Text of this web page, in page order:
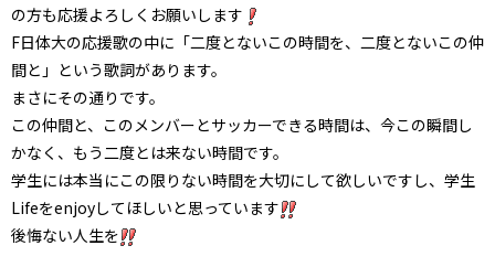
の方も応援よろしくお願いします
F日体大の応援歌の中に「二度とないこの時間を、二度とないこの仲
間と」という歌詞があります。
まさにその通りです。
この仲間と、このメンバーとサッカーできる時間は、今この瞬間し
かなく、もう二度とは来ない時間です。
学生には本当にこの限りない時間を大切にして欲しいですし、学生
Lifeをenjoyしてほしいと思っています
後悔ない人生を